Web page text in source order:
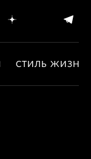
СТИЛЬ ЖИЗНИ